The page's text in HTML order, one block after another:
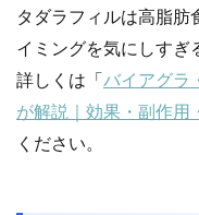
タダラフィルは高脂肪
イミングを気にしすぎ
詳しくは「 バイアグラ
が解説｜効果・副作用
ください。